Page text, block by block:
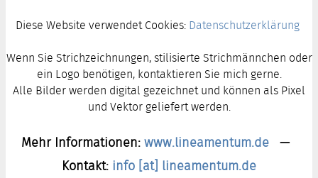
Diese Website verwendet Cookies: Datenschutzerklärung
Wenn Sie Strichzeichnungen, stilisierte Strichmännchen oder
ein Logo benötigen, kontaktieren Sie mich gerne.
Alle Bilder werden digital gezeichnet und können als Pixel
und Vektor geliefert werden.
Mehr Informationen:www.lineamentum.de —
Kontakt: info [at] lineamentum.de